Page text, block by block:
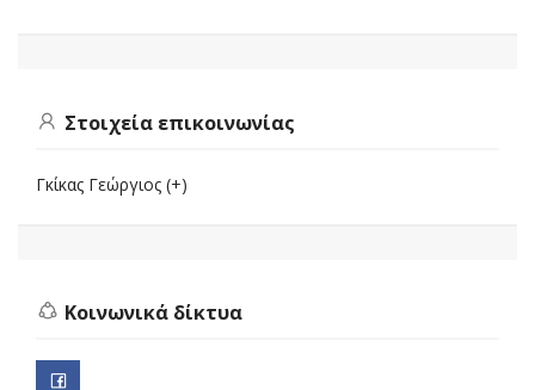
Στοιχεία επικοινωνίας
Γκίκας Γεώργιος (+)
Κοινωνικά δίκτυα